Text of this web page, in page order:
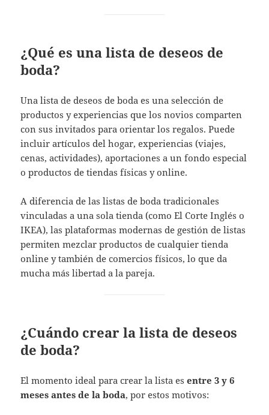
¿Qué es una lista de deseos de
boda?
Una lista de deseos de boda es una selección de
productos y experiencias que los novios comparten
con sus invitados para orientar los regalos. Puede
incluir artículos del hogar, experiencias (viajes,
cenas, actividades), aportaciones a un fondo especial
o productos de tiendas físicas y online.
A diferencia de las listas de boda tradicionales
vinculadas a una sola tienda (como El Corte Inglés o
IKEA), las plataformas modernas de gestión de listas
permiten mezclar productos de cualquier tienda
online y también de comercios físicos, lo que da
mucha más libertad a la pareja.
¿Cuándo crear la lista de deseos
de boda?
El momento ideal para crear la lista esentre 3 y 6
meses antes de la boda, por estos motivos: